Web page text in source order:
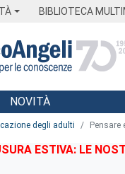
BIBLIOTECA
NOVITÀ
degli adulti Pensare
ESTIVA: LE